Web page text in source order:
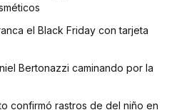
el Black Friday con tarjeta
Bertonazzi caminando por la
confirmó rastros de del niño en